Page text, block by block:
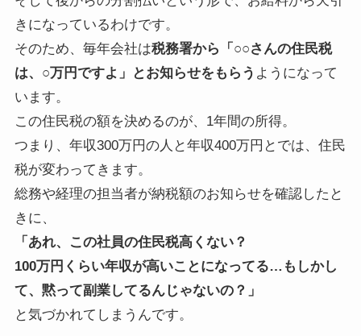
きになっているわけです。
そのため、毎年会社は税務署から「○○さんの住民税
は、○万円ですよ」とお知らせをもらう ようになって
います。
この住民税の額を決めるのが、1年間の所得。
つまり、年収300万円の人と年収400万円とでは、住民
税が変わってきます。
総務や経理の担当者が納税額のお知らせを確認したと
きに、
「あれ、この社員の住民税高くない？
100万円くらい年収が高いことになってる…もしかし
て、黙って副業してるんじゃないの？」
と気づかれてしまうんです。